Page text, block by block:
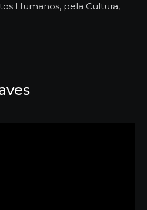
Humanos, pela Cultura,